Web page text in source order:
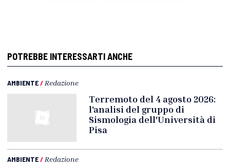
POTREBBE INTERESSARTI ANCHE
AMBIENTE/ Redazione
Terremoto del 4 agosto 2026:
l'analisi del gruppo di
Sismologia dell'Università di
Pisa
AMBIENTE/ Redazione